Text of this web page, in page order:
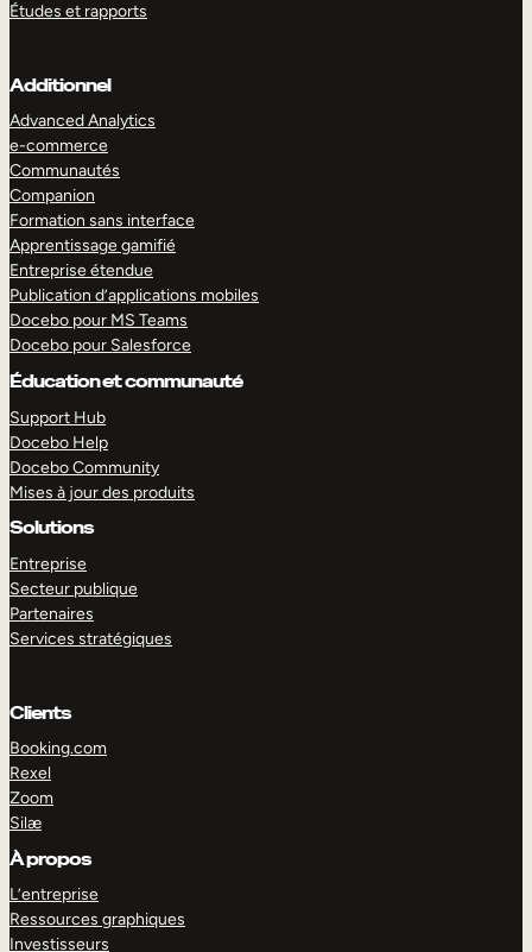
Études et rapports
Additionnel
Advanced Analytics
e-commerce
Communautés
Companion
Formation sans interface
Apprentissage gamifié
Entreprise étendue
Publication d’applications mobiles
Docebo pour MS Teams
Docebo pour Salesforce
Éducation et communauté
Support Hub
Docebo Help
Docebo Community
Mises à jour des produits
Solutions
Entreprise
Secteur publique
Partenaires
Services stratégiques
Clients
Booking.com
Rexel
Zoom
Silæ
À propos
L’entreprise
Ressources graphiques
Investisseurs